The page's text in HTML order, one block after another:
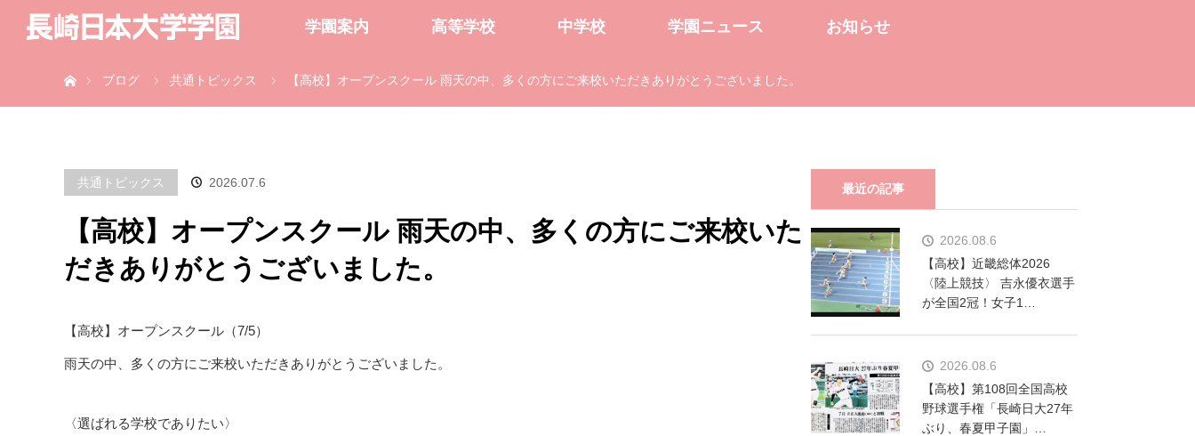
学園案内 高等学校 中学校 学園ニュース お知らせ
ブログ
共通トピックス 【高校】オープンスクール 雨天の中、多くの方にご来校いただきありがとうございました。
共通トピックス 2026.07.6
【高校】オープンスクール 雨天の中、多くの方にご来校いた
だきありがとうございました。
【高校】オープンスクール（7/5）
雨天の中、多くの方にご来校いただきありがとうございました。
〈選ばれる学校でありたい〉
最近の記事
2026.08.6
【高校】近畿総体2026
〈陸上競技〉 吉永優衣選手
が全国2冠！女子1…
2026.08.6
【高校】第108回全国高校
野球選手権「長崎日大27年
ぶり、春夏甲子園」…